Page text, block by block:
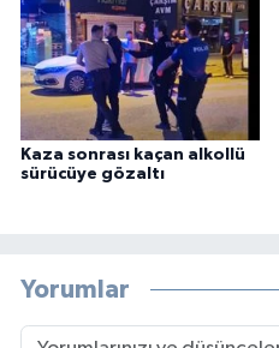
Kaza sonrası kaçan alkollü
sürücüye gözaltı
Yorumlar